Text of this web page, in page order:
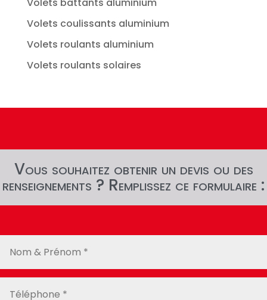
Volets coulissants aluminium
Volets roulants aluminium
Volets roulants solaires
Vous souhaitez obtenir un devis ou des
renseignements ? Remplissez ce formulaire :